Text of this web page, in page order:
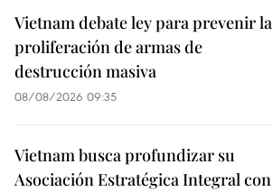
Vietnam debate ley para prevenir la
proliferación de armas de
destrucción masiva
08/08/2026 09:35
Vietnam busca profundizar su
Asociación Estratégica Integral con